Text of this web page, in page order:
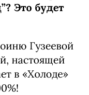
Это будет
Гузеевой
настоящей
в «Холоде»